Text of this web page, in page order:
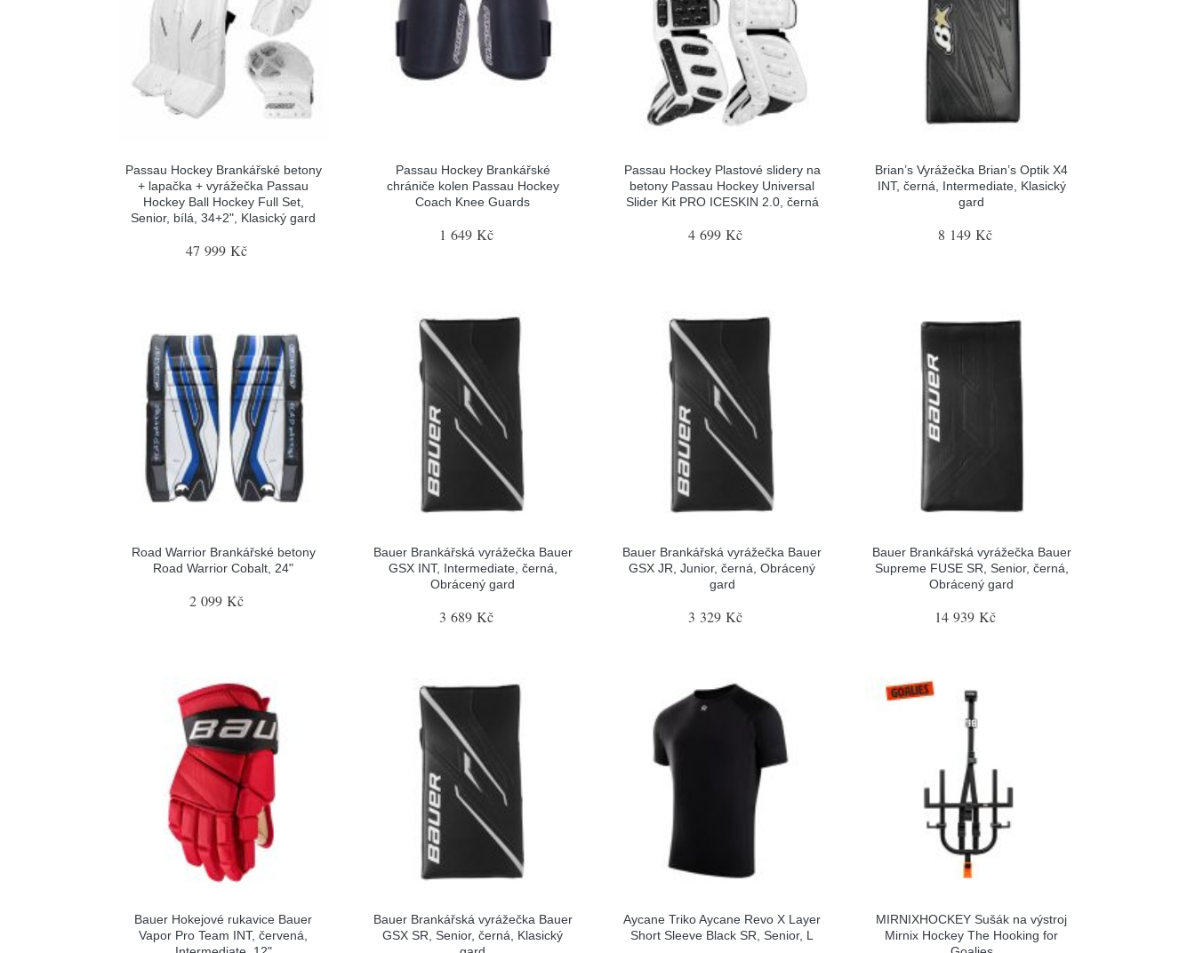
Passau Hockey Brankářské betony
+ lapačka + vyrážečka Passau
Hockey Ball Hockey Full Set,
Senior, bílá, 34+2", Klasický gard
47 999 Kč
Passau Hockey Brankářské
chrániče kolen Passau Hockey
Coach Knee Guards
1 649 Kč
Passau Hockey Plastové slidery na
betony Passau Hockey Universal
Slider Kit PRO ICESKIN 2.0, černá
4 699 Kč
Brian’s Vyrážečka Brian’s Optik X4
INT, černá, Intermediate, Klasický
gard
8 149 Kč
Road Warrior Brankářské betony
Road Warrior Cobalt, 24"
2 099 Kč
Bauer Brankářská vyrážečka Bauer
GSX INT, Intermediate, černá,
Obrácený gard
3 689 Kč
Bauer Brankářská vyrážečka Bauer
GSX JR, Junior, černá, Obrácený
gard
3 329 Kč
Bauer Brankářská vyrážečka Bauer
Supreme FUSE SR, Senior, černá,
Obrácený gard
14 939 Kč
Bauer Hokejové rukavice Bauer
Vapor Pro Team INT, červená,
Bauer Brankářská vyrážečka Bauer
GSX SR, Senior, černá, Klasický
Aycane Triko Aycane Revo X Layer
Short Sleeve Black SR, Senior, L
MIRNIXHOCKEY Sušák na výstroj
Mirnix Hockey The Hooking for